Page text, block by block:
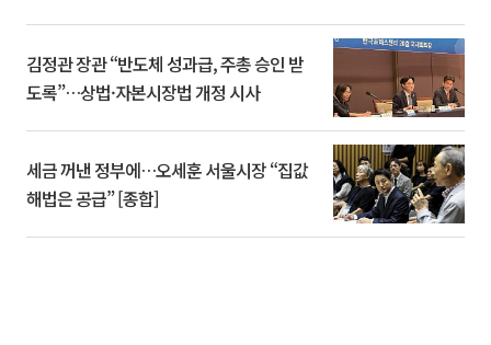
김정관 장관 “반도체 성과급, 주총 승인 받
도록”…상법·자본시장법 개정 시사
세금 꺼낸 정부에…오세훈 서울시장 “집값
해법은 공급” [종합]